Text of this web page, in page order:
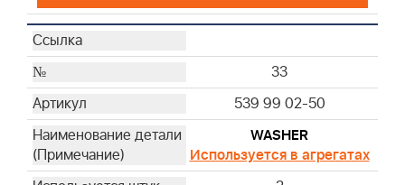
33
539 99 02-50
WASHER
Используется в агрегатах